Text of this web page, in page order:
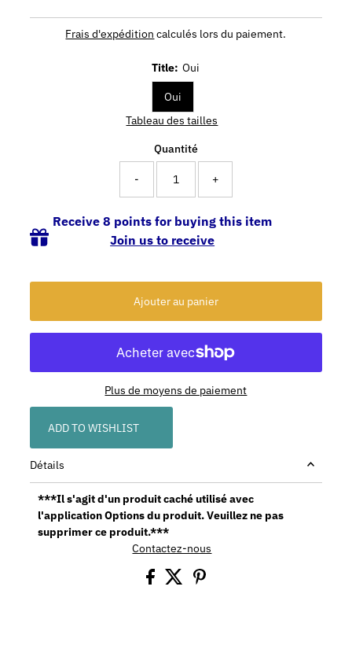
Frais d'expédition calculés lors du paiement.
Title: Oui
Oui
Tableau des tailles
Quantité
- +
Receive 8 points for buying this item
Join us to receive
Plus de moyens de paiement
ADD TO WISHLIST
Détails
***Il s'agit d'un produit caché utilisé avec
l'application Options du produit. Veuillez ne pas
supprimer ce produit.***
Contactez-nous